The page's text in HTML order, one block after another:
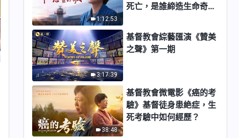
5:14
基督教會歌曲《人都不明白神心
意》【詩歌MV】
5:10
基督教會歌曲《接受神的托付才
有機會蒙拯救》【詩歌MV】
基督教會歌曲《以神的話為生命
就得着了永生》【詩歌MV】
1:12:53
死亡，是誰締造生命奇
3:17:39
基督教會綜藝匯演《贊美
之聲》第一期
38:48
基督教會微電影《癌的考
驗》基督徒身患絶症，生
死考驗中如何經歷？